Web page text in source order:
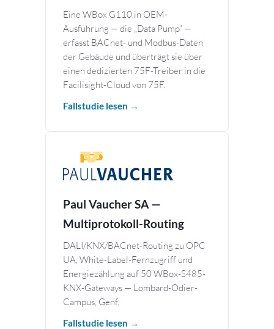
Eine WBox G110 in OEM-
Ausführung — die „Data Pump” —
erfasst BACnet- und Modbus-Daten
der Gebäude und überträgt sie über
einen dedizierten 75F-Treiber in die
Facilisight-Cloud von 75F.
Fallstudie lesen →
Paul Vaucher SA —
Multiprotokoll-Routing
DALI/KNX/BACnet-Routing zu OPC
UA, White-Label-Fernzugriff und
Energiezählung auf 50 WBox-S485-
KNX-Gateways — Lombard-Odier-
Campus, Genf.
Fallstudie lesen →